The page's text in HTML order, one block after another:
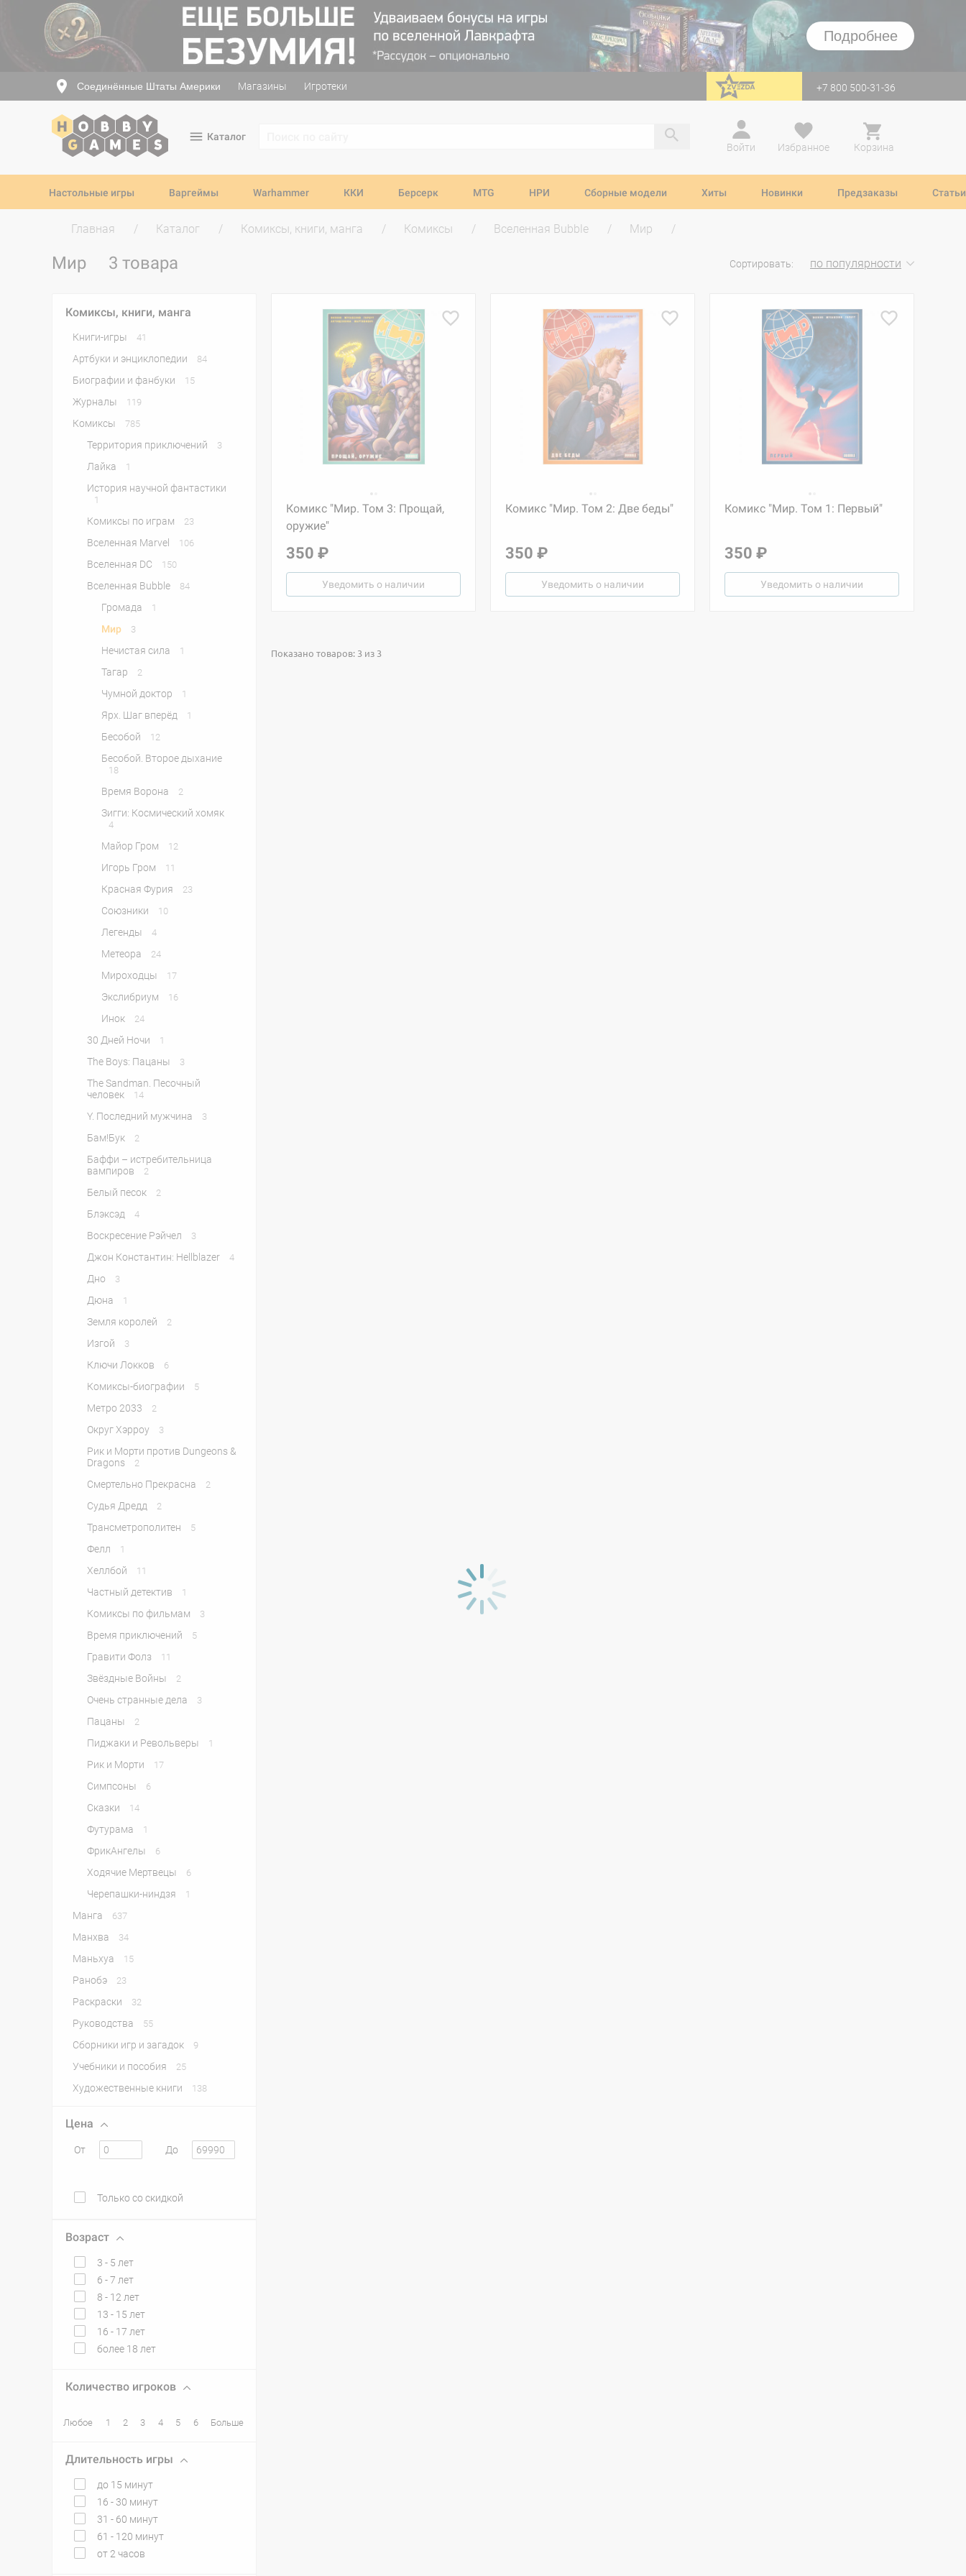
Подробнее
Соединённые Штаты Америки Магазины Игротеки перейти на Zvezda +7 800 500-31-36
Каталог
Войти
Избранное Корзина
Настольные игры Варгеймы Warhammer ККИ Берсерк MTG НРИ Сборные модели Хиты Новинки Предзаказы Статьи
Главная Каталог Комиксы, книги, манга Комиксы Вселенная Bubble Мир
Мир 3 товара Сортировать: по популярности
Комиксы, книги, манга
Книги-игры 41
Артбуки и энциклопедии 84
Биографии и фанбуки 15
Журналы 119
Комиксы 785
Территория приключений 3
Лайка 1
История научной фантастики
1
Комиксы по играм 23
Вселенная Marvel 106
Вселенная DC 150
Вселенная Bubble 84
Громада 1
Мир 3
Нечистая сила 1
Тагар 2
Чумной доктор 1
Ярх. Шаг вперёд 1
Бесобой 12
Бесобой. Второе дыхание
18
Время Ворона 2
Зигги: Космический хомяк
4
Майор Гром 12
Игорь Гром 11
Красная Фурия 23
Союзники 10
Легенды 4
Метеора 24
Мироходцы 17
Экслибриум 16
Инок 24
30 Дней Ночи 1
The Boys: Пацаны 3
The Sandman. Песочный
человек
14
Y. Последний мужчина 3
Бам!Бук 2
Баффи – истребительница
вампиров
2
Белый песок 2
Блэксэд 4
Воскресение Рэйчел 3
Джон Константин: Hellblazer 4
Дно 3
Дюна 1
Земля королей 2
Изгой 3
Ключи Локков 6
Комиксы-биографии 5
Метро 2033 2
Округ Хэрроу 3
Рик и Морти против Dungeons &
Dragons
2
Смертельно Прекрасна 2
Судья Дредд 2
Трансметрополитен 5
Фелл 1
Хеллбой 11
Частный детектив 1
Комиксы по фильмам 3
Время приключений 5
Гравити Фолз 11
Звёздные Войны 2
Очень странные дела 3
Пацаны 2
Пиджаки и Револьверы 1
Рик и Морти 17
Симпсоны 6
Сказки 14
Футурама 1
ФрикАнгелы 6
Ходячие Мертвецы 6
Черепашки-ниндзя 1
Манга 637
Манхва 34
Маньхуа 15
Ранобэ 23
Раскраски 32
Руководства 55
Сборники игр и загадок 9
Учебники и пособия 25
Художественные книги 138
Цена
От До
Только со скидкой
Возраст
3 - 5 лет
6 - 7 лет
8 - 12 лет
13 - 15 лет
16 - 17 лет
более 18 лет
Количество игроков
Любое 1 2 3 4 5 6 Больше
Длительность игры
до 15 минут
16 - 30 минут
31 - 60 минут
61 - 120 минут
от 2 часов
Комикс "Мир. Том 3: Прощай,
оружие"
350 ₽
Уведомить о наличии
Комикс "Мир. Том 2: Две беды"
350 ₽
Уведомить о наличии
Комикс "Мир. Том 1: Первый"
350 ₽
Уведомить о наличии
Показано товаров: 3 из 3